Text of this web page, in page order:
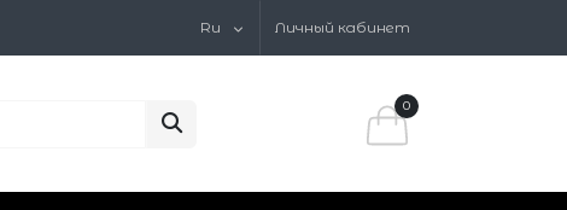
Ru Личный кабинет
0